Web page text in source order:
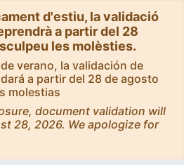
d'estiu, la validació
a partir del 28
les molèsties.
verano, la validación de
a partir del 28 de agosto
molestias
document validation will
28, 2026. We apologize for